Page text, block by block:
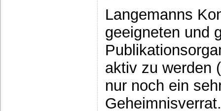
Langemanns
geeigneten und
aktiv zu werden
nur noch ein